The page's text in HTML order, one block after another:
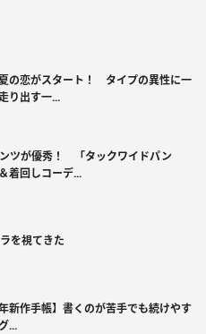
の恋がスタート！ タイプの異性に一
出す一...
ツが優秀！ 「タックワイドパン
着回しコーデ...
を視てきた
新作手帳】書くのが苦手でも続けやす
...